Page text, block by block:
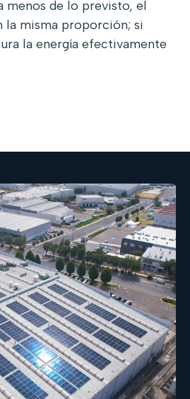
menos de lo previsto, el
la misma proporción; si
la energía efectivamente